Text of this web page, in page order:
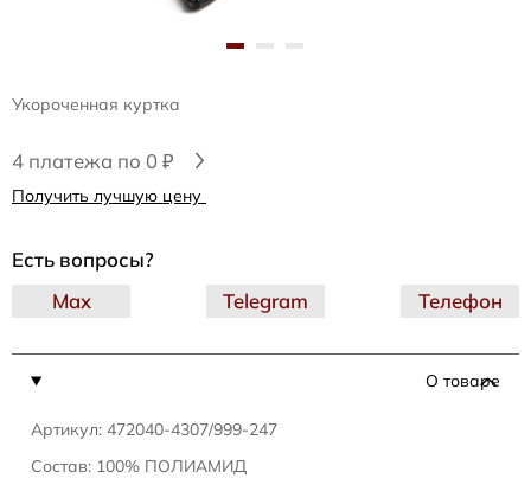
Укороченная куртка
4 платежа по 0 ₽
Получить лучшую цену
О товаре
Артикул: 472040-4307/999-247
Состав: 100% ПОЛИАМИД
Есть вопросы?
Telegram
Max Телефон